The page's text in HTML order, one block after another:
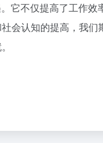
它不仅提高了工作
会认知的提高，我